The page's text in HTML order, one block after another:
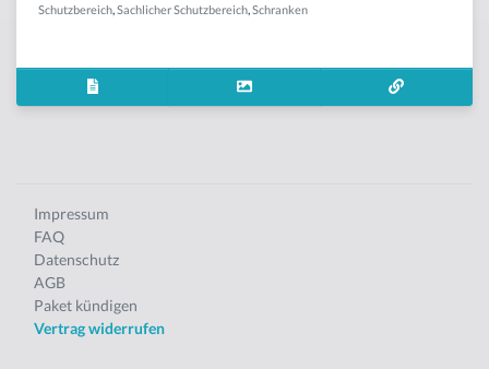
Schutzbereich Sachlicher Schutzbereich Schranken
Impressum
FAQ
Datenschutz
AGB
Paket kündigen
Vertrag widerrufen